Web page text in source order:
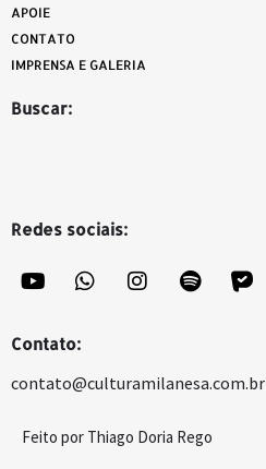
APOIE
CONTATO
IMPRENSA E GALERIA
Buscar:
Redes sociais:
Contato:
contato@culturamilanesa.com.br
Feito por Thiago Doria Rego